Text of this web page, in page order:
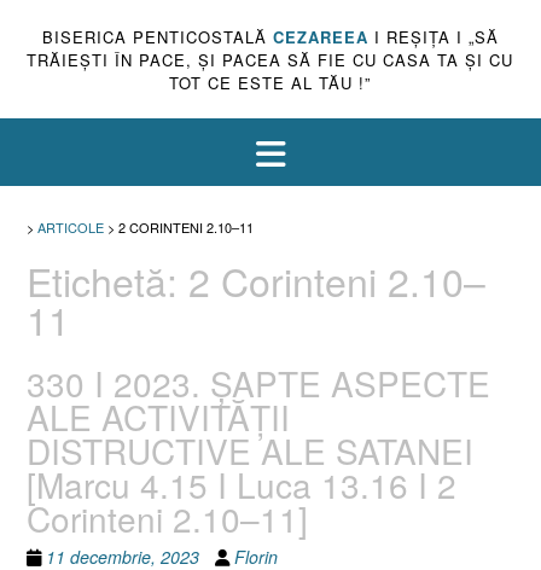
BISERICA PENTICOSTALĂ CEZAREEA I REŞIŢA I „SĂ
TRĂIEŞTI ÎN PACE, ŞI PACEA SĂ FIE CU CASA TA ŞI CU
TOT CE ESTE AL TĂU !”
> ARTICOLE > 2 CORINTENI 2.10–11
Etichetă: 2 Corinteni 2.10–
11
330 I 2023. ȘAPTE ASPECTE
ALE ACTIVITĂȚII
DISTRUCTIVE ALE SATANEI
[Marcu 4.15 I Luca 13.16 I 2
Corinteni 2.10–11]
11 decembrie, 2023 Florin